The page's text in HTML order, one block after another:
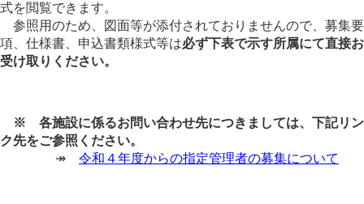
式を閲覧できます。
参照用のため、図面等が添付されておりませんので、募集要
項、仕様書、申込書類様式等は必ず下表で示す所属にて直接お
受け取りください。
※ 各施設に係るお問い合わせ先につきましては、下記リン
ク先をご参照ください。
↠ 令和４年度からの指定管理者の募集について